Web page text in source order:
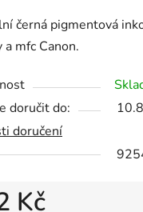
černá pigmentová
mfc Canon.
doručit do:
doručení
Kč